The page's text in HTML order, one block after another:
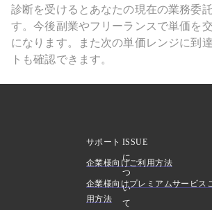
診断を受けるとあなたの現在の業務委
す。今後副業やフリーランスで単価を
になります。また次の単価レンジに到
トも確認できます。
ISSUE
に
つ
い
て
サポート
企業様向けご利用方法
企業様向けプレミアムサービス
用方法